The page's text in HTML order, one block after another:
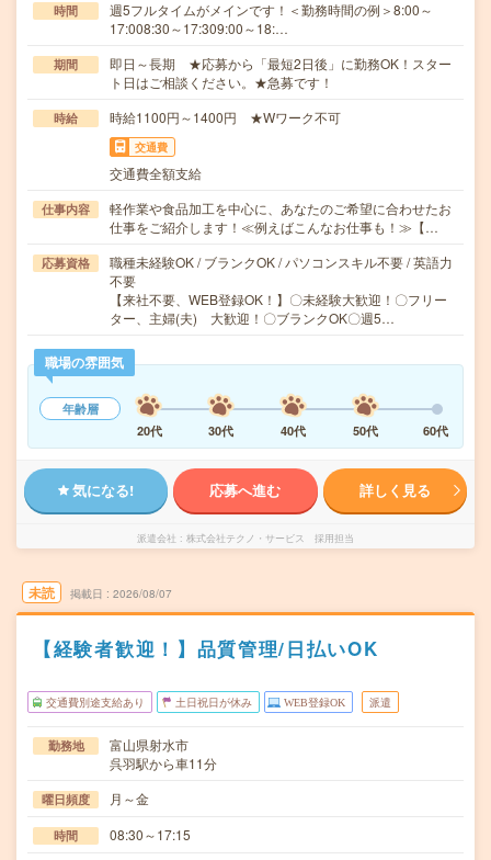
時間
週5フルタイムがメインです！＜勤務時間の例＞8:00～
17:008:30～17:309:00～18:…
期間
即日～長期 ★応募から「最短2日後」に勤務OK！スター
ト日はご相談ください。★急募です！
時給 時給1100円～1400円 ★Wワーク不可
交通費
交通費全額支給
仕事内容
軽作業や食品加工を中心に、あなたのご希望に合わせたお
仕事をご紹介します！≪例えばこんなお仕事も！≫【…
応募資格
職種未経験OK / ブランクOK / パソコンスキル不要 / 英語力
不要
【来社不要、WEB登録OK！】〇未経験大歓迎！〇フリー
ター、主婦(夫) 大歓迎！〇ブランクOK〇週5…
職場の雰囲気
年齢層
20代
30代 40代 50代 60代
気になる! 応募へ進む 詳しく見る
派遣会社 株式会社テクノ・サービス 採用担当
未読 掲載日 2026/08/07
【経験者歓迎！】品質管理/日払いOK
交通費別途支給あり 土日祝日が休み WEB登録OK 派遣
勤務地
富山県射水市
呉羽駅から車11分
曜日頻度 月～金
時間 08:30～17:15